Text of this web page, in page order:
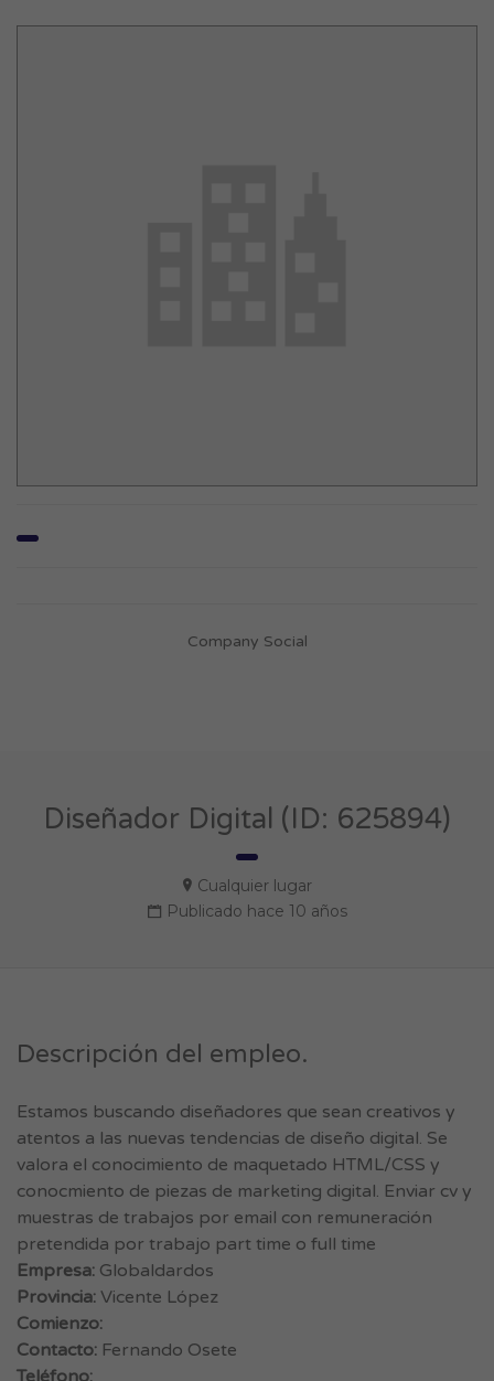
Company Social
Diseñador Digital (ID: 625894)
Cualquier lugar
Publicado hace 10 años
Descripción del empleo.
Estamos buscando diseñadores que sean creativos y
atentos a las nuevas tendencias de diseño digital. Se
valora el conocimiento de maquetado HTML/CSS y
conocmiento de piezas de marketing digital. Enviar cv y
muestras de trabajos por email con remuneración
pretendida por trabajo part time o full time
Empresa: Globaldardos
Provincia: Vicente López
Comienzo:
Contacto: Fernando Osete
Teléfono: